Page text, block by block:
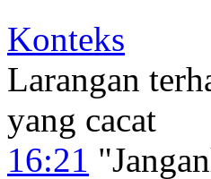
Konteks
Larangan
yang cacat
16:21